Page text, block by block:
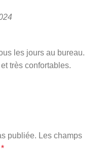
les jours au bureau.
très confortables.
publiée. Les champs